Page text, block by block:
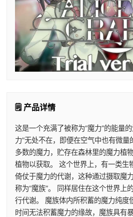
🗒️ 产品详情
这是一个充满了被称为“魔力”的能量
力”无处不在，即便在空气中也有微量
多数的魔力，贮存在森林里的魔力植
植物以获取。 这个世界上，有一类生
倚仗于魔力的代谢，这种通过摄取魔
称为“魔族”。 同样居住在这个世界上
行代谢。 魔族体内所积蓄的魔力纯度
时间无法积蓄魔力的缘故，魔族具有